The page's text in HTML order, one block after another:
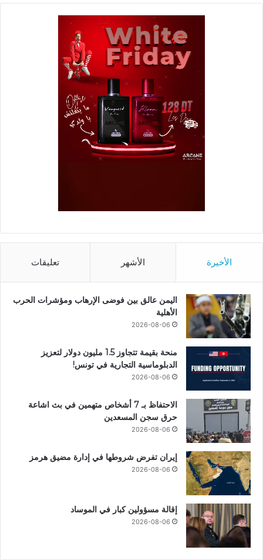
الأخيرة الأشهر تعليقات
اليمن عالق بين فوضى الإرهاب ومؤشرات الحرب
الأهلية
2026-08-06
منحة بقيمة تتجاوز 1.5 مليون دولار لتعزيز
الدبلوماسية التجارية في تونس!
2026-08-06
الاحتفاظ بـ 7 أشخاص متهمين في بث اشاعة
حرق سجن المسعدين
2026-08-06
إيران تفرض شروطها في إدارة مضيق هرمز
2026-08-06
إقالة مسؤولين كبار في الموساد
2026-08-06